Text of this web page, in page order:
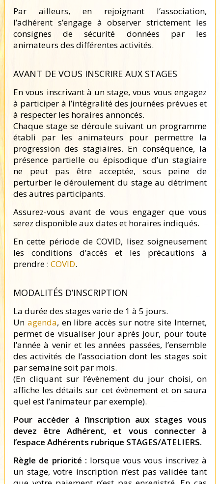
Par ailleurs, en rejoignant l’association,
l’adhérent s’engage à observer strictement les
consignes de sécurité données par les
animateurs des différentes activités.
AVANT DE VOUS INSCRIRE AUX STAGES
En vous inscrivant à un stage, vous vous engagez
à participer à l’intégralité des journées prévues et
à respecter les horaires annoncés.
Chaque stage se déroule suivant un programme
établi par les animateurs pour permettre la
progression des stagiaires. En conséquence, la
présence partielle ou épisodique d’un stagiaire
ne peut pas être acceptée, sous peine de
perturber le déroulement du stage au détriment
des autres participants.
Assurez-vous avant de vous engager que vous
serez disponible aux dates et horaires indiqués.
En cette période de COVID, lisez soigneusement
les conditions d’accès et les précautions à
prendre :COVID.
MODALITÉS D’INSCRIPTION
La durée des stages varie de 1 à 5 jours.
Un agenda, en libre accès sur notre site Internet,
permet de visualiser jour après jour, pour toute
l’année à venir et les années passées, l’ensemble
des activités de l’association dont les stages soit
par semaine soit par mois.
(En cliquant sur l’évènement du jour choisi, on
affiche les détails sur cet évènement et on saura
quel est l’animateur par exemple).
Pour accéder à l’inscription aux stages vous
devez être Adhérent, et vous connecter à
l’espace Adhérents rubrique STAGES/ATELIERS.
Règle de priorité : lorsque vous vous inscrivez à
un stage, votre inscription n’est pas validée tant